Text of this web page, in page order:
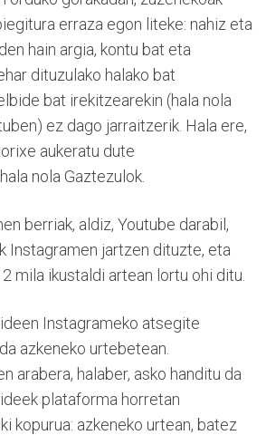
erraza egon liteke: nahiz eta
hain argia, kontu bat eta
dituzulako halako bat
bat irekitzearekin (hala nola
ez dago jarraitzerik. Hala ere,
aukeratu dute
nola Gaztezulok.
berriak, aldiz, Youtube darabil,
Instagramen jartzen dituzte, eta
mila ikustaldi artean lortu ohi ditu.
Instagrameko atsegite
azkeneko urtebetean.
arabera, halaber, asko handitu da
plataforma horretan
kopurua: azkeneko urtean, batez